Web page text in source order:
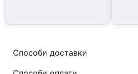
Способи доставки